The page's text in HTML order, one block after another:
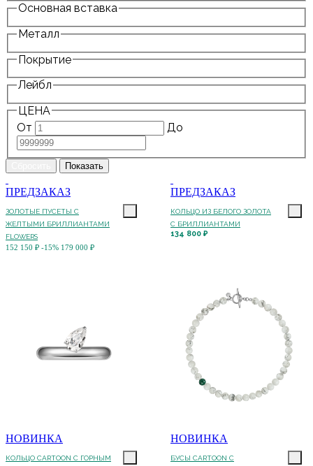
Основная вставка
Металл
Покрытие
Лейбл
ЦЕНА
От
До
ПРЕДЗАКАЗ
ЗОЛОТЫЕ ПУСЕТЫ С
ЖЕЛТЫМИ БРИЛЛИАНТАМИ
FLOWERS
152 150 ₽ -15% 179 000 ₽
ПРЕДЗАКАЗ
КОЛЬЦО ИЗ БЕЛОГО ЗОЛОТА
С БРИЛЛИАНТАМИ
134 800 ₽
НОВИНКА
КОЛЬЦО CARTOON C ГОРНЫМ
НОВИНКА
БУСЫ CARTOON С